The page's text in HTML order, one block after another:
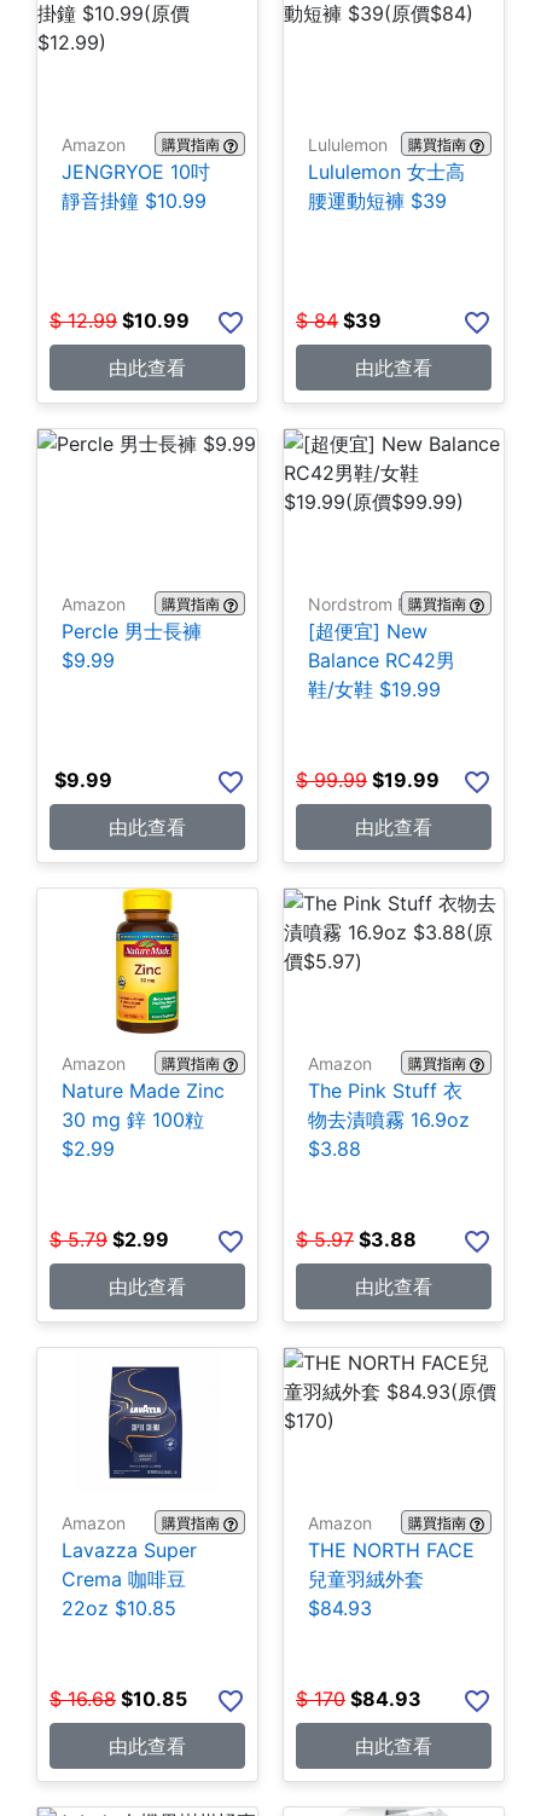
Amazon 購買指南
JENGRYOE 10吋
靜音掛鐘 $10.99
$ 12.99 $10.99
由此查看
Lululemon 購買指南
Lululemon 女士高
腰運動短褲 $39
$ 84 $39
由此查看
Amazon 購買指南
Percle 男士長褲
$9.99
$9.99
由此查看
Nordstrom Rack購買指南
[超便宜] New
Balance RC42男
鞋/女鞋 $19.99
$ 99.99 $19.99
由此查看
Amazon 購買指南
Nature Made Zinc
30 mg 鋅 100粒
$2.99
$ 5.79 $2.99
由此查看
Amazon 購買指南
The Pink Stuff 衣
物去漬噴霧 16.9oz
$3.88
$ 5.97 $3.88
由此查看
Amazon 購買指南
Lavazza Super
Crema 咖啡豆
22oz $10.85
$ 16.68 $10.85
由此查看
Amazon 購買指南
THE NORTH FACE
兒童羽絨外套
$84.93
$ 170 $84.93
由此查看